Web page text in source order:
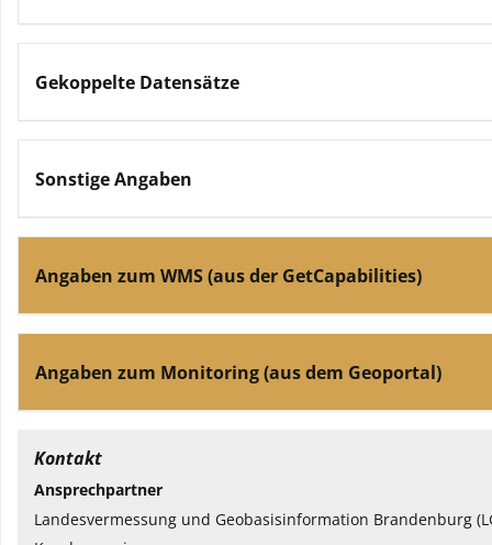
Gekoppelte Datensätze
Sonstige Angaben
Angaben zum WMS (aus der GetCapabilities)
Angaben zum Monitoring (aus dem Geoportal)
Kontakt
Ansprechpartner
Landesvermessung und Geobasisinformation Brandenburg